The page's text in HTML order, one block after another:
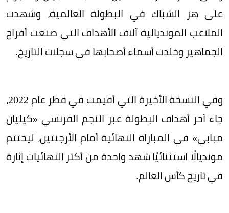
على هز الشباك في البطولة العالمية، وشهدت
الملاعب المونديالية آلاف الأهداف التي صنعت أفراح
الجماهير وخلدت أسماء أصحابها في سجلات التاريخ.
وفي النسخة الأخيرة التي أقيمت في قطر عام 2022،
جاء آخر أهداف البطولة عبر النجم الفرنسي «كيليان
مبابي» في المباراة النهائية أمام الأرجنتين، ليختتم
مونديالًا استثنائيًا شهد واحدة من أكثر النهائيات إثارة
في تاريخ كأس العالم.